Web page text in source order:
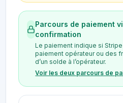
Parcours de paiement
confirmation
Le paiement indique si
paiement opérateur ou des
d’un solde à l’opérateur.
Voir les deux parcours de